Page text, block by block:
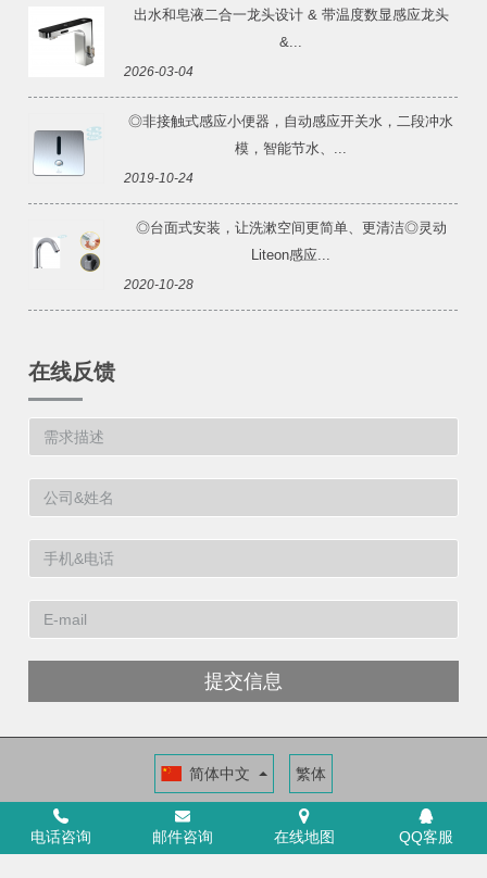
出水和皂液二合一龙头设计 & 带温度数显感应龙头
&...
2026-03-04
◎非接触式感应小便器，自动感应开关水，二段冲水
模，智能节水、...
2019-10-24
◎台面式安装，让洗漱空间更简单、更清洁◎灵动
Liteon感应...
2020-10-28
在线反馈
提交信息
简体中文 繁体
福建洁博利厨卫科技有限公司
福建省福州市高新区两园科技园3号楼
+86 591 88066000
电话咨询 邮件咨询 在线地图 QQ客服